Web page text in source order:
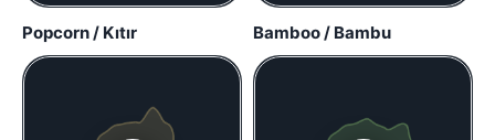
Popcorn / Kıtır Bamboo / Bambu